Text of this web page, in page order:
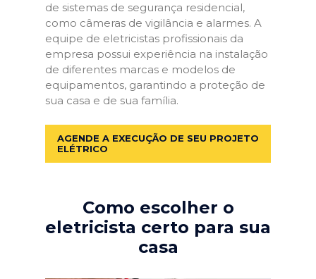
de sistemas de segurança residencial,
como câmeras de vigilância e alarmes. A
equipe de eletricistas profissionais da
empresa possui experiência na instalação
de diferentes marcas e modelos de
equipamentos, garantindo a proteção de
sua casa e de sua família.
AGENDE A EXECUÇÃO DE SEU PROJETO
ELÉTRICO
Como escolher o
eletricista certo para sua
casa